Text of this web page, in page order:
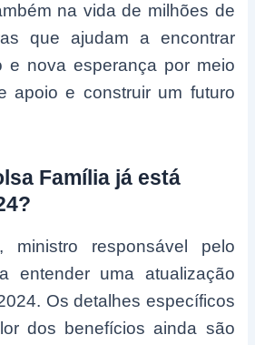
na vida de milhões de
que ajudam a encontrar
e nova esperança por meio
apoio e construir um futuro
Família já está
ministro responsável pelo
entender uma atualização
Os detalhes específicos
dos benefícios ainda são